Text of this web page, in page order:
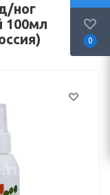
ног
100мл
0